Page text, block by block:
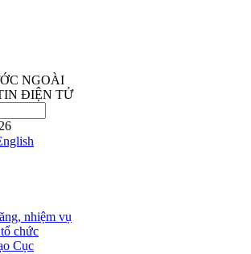
NGOÀI
ĐIỆN TỬ
nhiệm vụ
chức
Cục